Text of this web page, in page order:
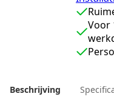
Voor
Beschrijving